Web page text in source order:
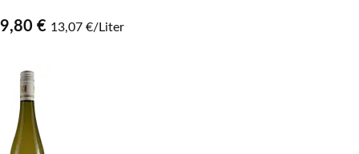
9,80 € 13,07 €/Liter